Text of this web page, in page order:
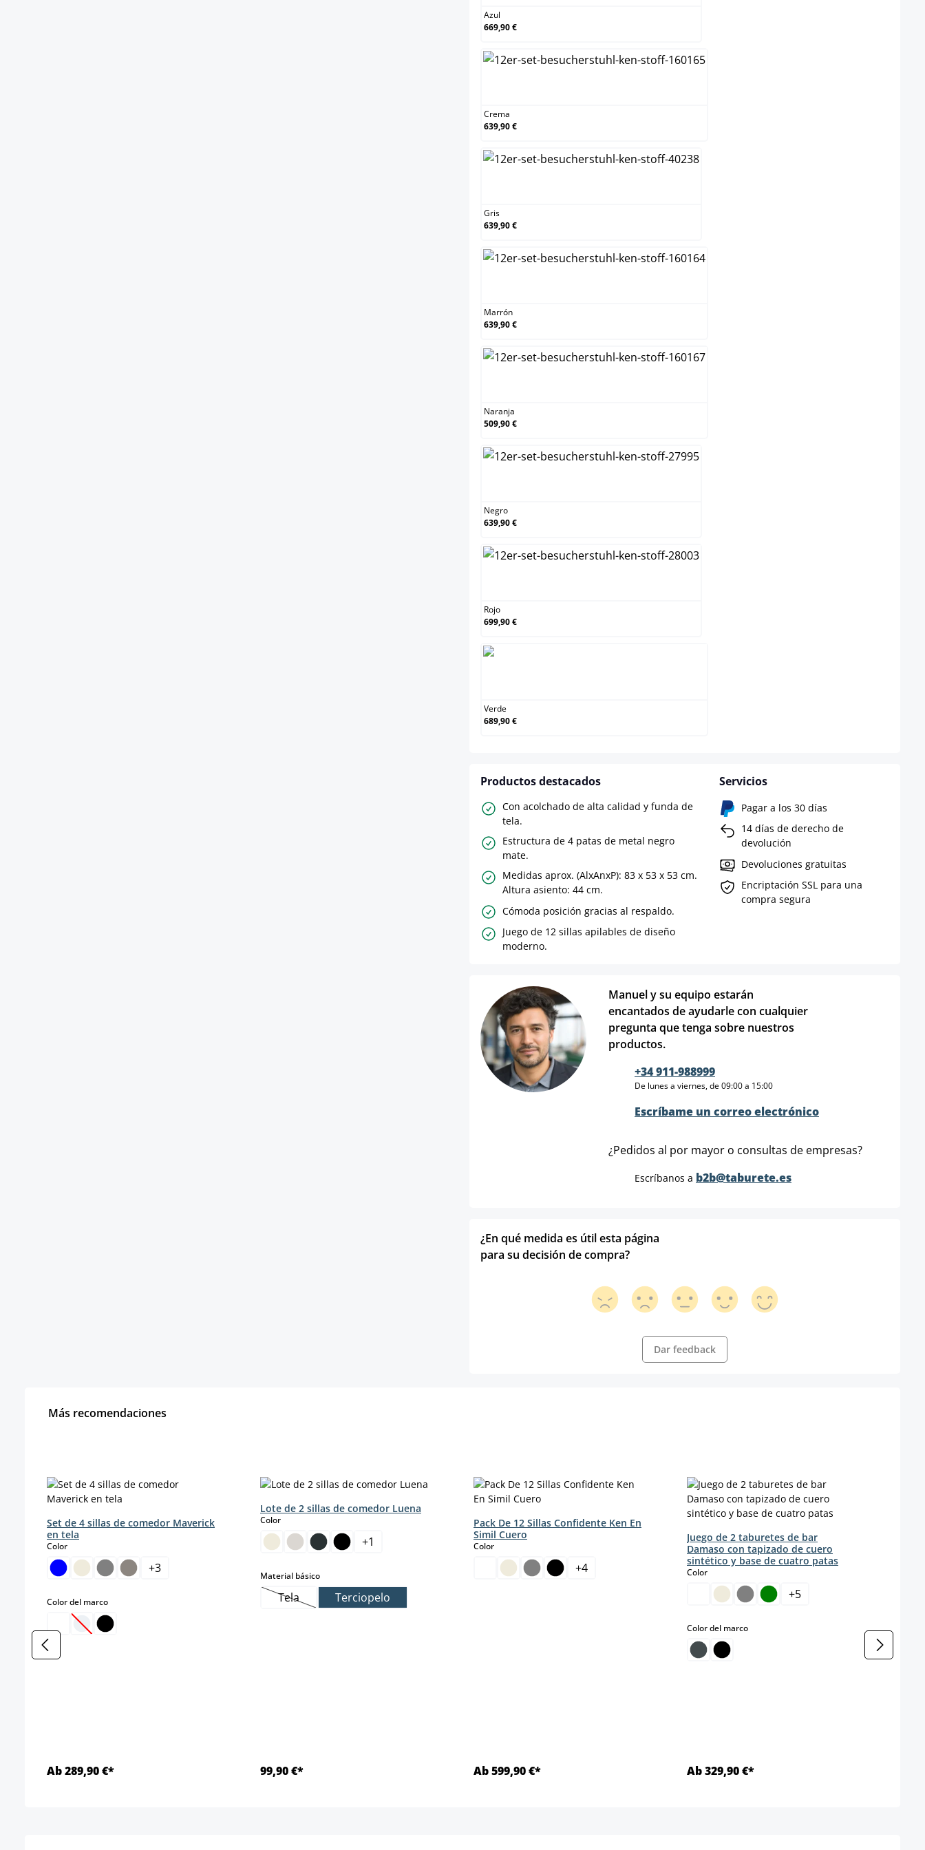
Azul
669,90 €
Crema
639,90 €
Gris
639,90 €
Marrón
639,90 €
Naranja
509,90 €
Negro
639,90 €
Rojo
699,90 €
Verde
689,90 €
Productos destacados
Con acolchado de alta calidad y funda de
tela.
Estructura de 4 patas de metal negro
mate.
Medidas aprox. (AlxAnxP): 83 x 53 x 53 cm.
Altura asiento: 44 cm.
Cómoda posición gracias al respaldo.
Juego de 12 sillas apilables de diseño
moderno.
Servicios
Pagar a los 30 días
14 días de derecho de
devolución
Devoluciones gratuitas
Encriptación SSL para una
compra segura
Manuel y su equipo estarán
encantados de ayudarle con cualquier
pregunta que tenga sobre nuestros
productos.
+34 911-988999
De lunes a viernes, de 09:00 a 15:00
Escríbame un correo electrónico
¿Pedidos al por mayor o consultas de empresas?
Escríbanos a b2b@taburete.es
¿En qué medida es útil esta página
para su decisión de compra?
Dar feedback
Más recomendaciones
Set de 4 sillas de comedor Maverick
en tela
Colorselect
+3
Color del marcoselect
(Esta opción no está disponible en este momento.)
Ab 289,90 €*
Lote de 2 sillas de comedor Luena
Colorselect
+1
Material básicoselect
Tela(Esta opción no está disponible en este momento.)
Terciopelo
99,90 €*
Pack De 12 Sillas Confidente Ken En
Simil Cuero
Colorselect
+4
Ab 599,90 €*
Juego de 2 taburetes de bar
Damaso con tapizado de cuero
sintético y base de cuatro patas
Colorselect
+5
Color del marcoselect
Ab 329,90 €*